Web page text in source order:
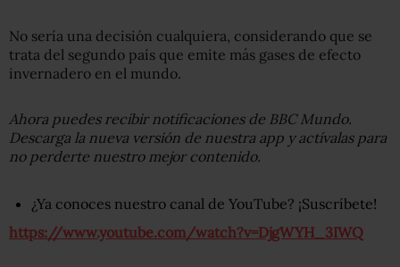
No sería una decisión cualquiera, considerando que se
trata del segundo país que emite más gases de efecto
invernadero en el mundo.
Ahora puedes recibir notificaciones de BBC Mundo.
Descarga la nueva versión de nuestra app y actívalas para
no perderte nuestro mejor contenido.
¿Ya conoces nuestro canal de YouTube? ¡Suscríbete!
https://www.youtube.com/watch?v=DjgWYH_3IWQ